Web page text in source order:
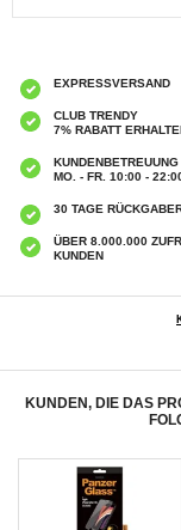
EXPRESSVERSAND
CLUB TRENDY
7% RABATT
KUNDENBETREUUNG
MO. - FR. 10:00 -
30 TAGE
ÜBER 8.000.000
KUNDEN
KUNDEN, DIE DAS